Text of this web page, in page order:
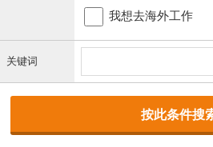
我想去海外工作
关键词